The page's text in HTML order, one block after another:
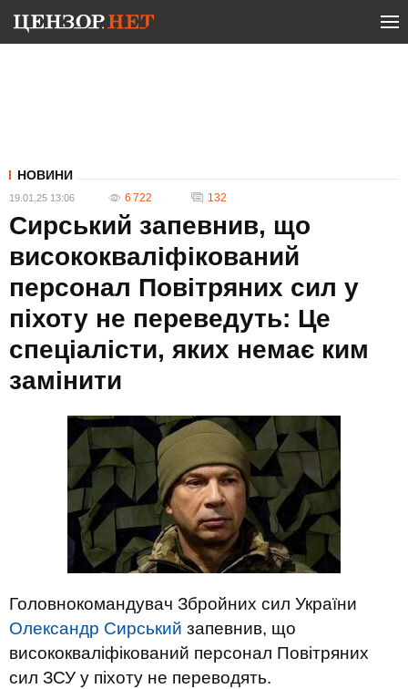
НОВИНИ
19.01.25 13:06 6 722 132
Сирський запевнив, що
висококваліфікований
персонал Повітряних сил у
піхоту не переведуть: Це
спеціалісти, яких немає ким
замінити
Головнокомандувач Збройних сил України
Олександр Сирський запевнив, що
висококваліфікований персонал Повітряних
сил ЗСУ у піхоту не переводять.